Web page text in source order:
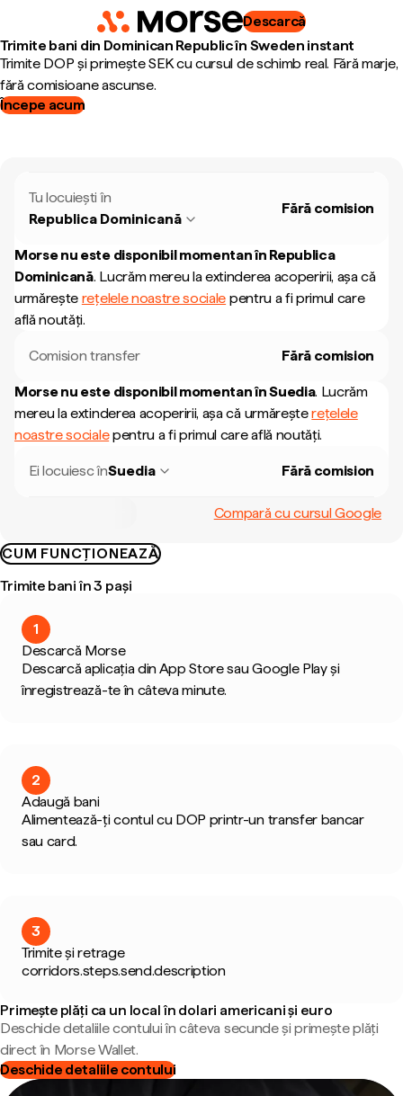
Descarcă
Trimite bani din Dominican Republic în Sweden instant
Trimite DOP și primește SEK cu cursul de schimb real. Fără marje,
fără comisioane ascunse.
Începe acum
Tu locuiești în
Republica Dominicană
Fără comision
Morse nu este disponibil momentan în Republica
Dominicană. Lucrăm mereu la extinderea acoperirii, așa că
urmărește rețelele noastre sociale pentru a fi primul care
află noutăți.
Comision transfer Fără comision
Morse nu este disponibil momentan înSuedia. Lucrăm
mereu la extinderea acoperirii, așa că urmăreșterețelele
noastre socialepentru a fi primul care află noutăți.
Ei locuiesc înSuedia Fără comision
Compară cu cursul Google
CUM FUNCȚIONEAZĂ
Trimite bani în 3 pași
1
Descarcă Morse
Descarcă aplicația din App Store sau Google Play și
înregistrează-te în câteva minute.
2
Adaugă bani
Alimentează-ți contul cu DOP printr-un transfer bancar
sau card.
3
Trimite și retrage
corridors.steps.send.description
Primește plăți ca un local în dolari americani și euro
Deschide detaliile contului în câteva secunde și primește plăți
direct în Morse Wallet.
Deschide detaliile contului